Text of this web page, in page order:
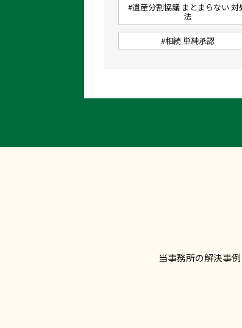
#遺産分割協議 まとまらない 対
法
#相続 単純承認
当事務所の解決事